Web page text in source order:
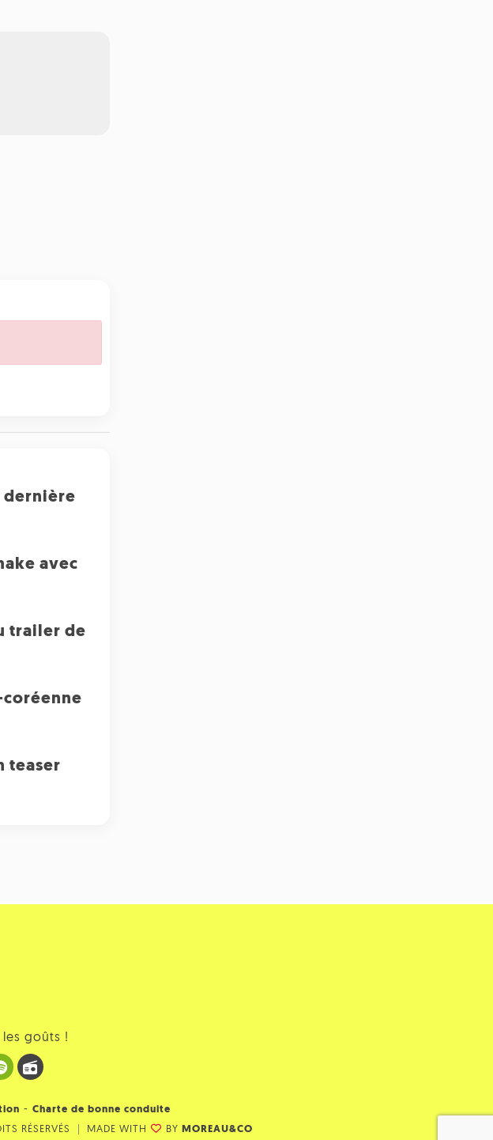
dernière
avec
trailer de
coréenne
teaser
goûts !
- Charte de bonne conduite
RÉSERVÉS MADE WITH BY MOREAU&CO